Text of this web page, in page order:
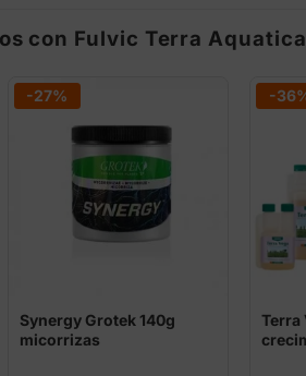
con Fulvic Terra
-27%
Synergy Grotek 140g
micorrizas
-
Terra